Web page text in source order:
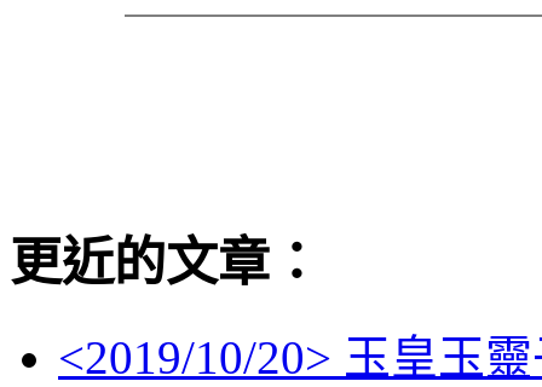
更近的文章：
<2019/10/20> 玉皇玉